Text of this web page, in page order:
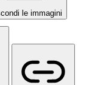
le immagini